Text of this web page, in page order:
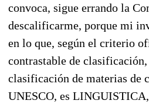
convoca, sigue errando la
descalificarme, porque mi
en lo que, según el criterio
contrastable de clasificación,
clasificación de materias de
UNESCO, es